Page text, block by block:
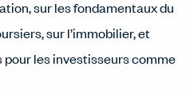
sur les fondamentaux du
sur l’immobilier, et
les investisseurs comme